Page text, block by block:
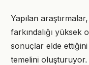
Yapılan
farkındalığı yüksek
sonuçlar elde
temelini oluşturuyor.